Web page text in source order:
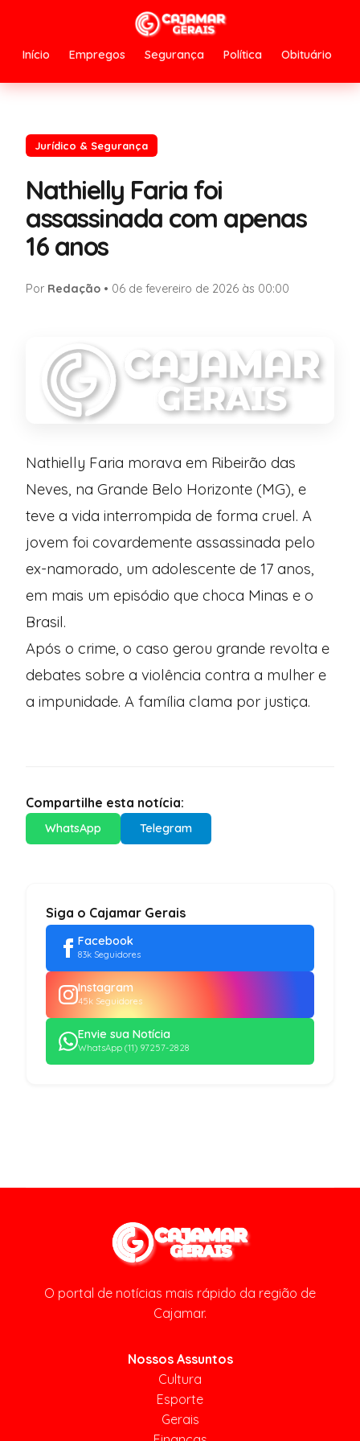
Início Empregos Segurança Política Obituário
Jurídico & Segurança
Nathielly Faria foi
assassinada com apenas
16 anos
Por Redação • 06 de fevereiro de 2026 às 00:00
Nathielly Faria morava em Ribeirão das
Neves, na Grande Belo Horizonte (MG), e
teve a vida interrompida de forma cruel. A
jovem foi covardemente assassinada pelo
ex-namorado, um adolescente de 17 anos,
em mais um episódio que choca Minas e o
Brasil.
Após o crime, o caso gerou grande revolta e
debates sobre a violência contra a mulher e
a impunidade. A família clama por justiça.
Compartilhe esta notícia:
WhatsApp Telegram
Siga o Cajamar Gerais
Facebook
83k Seguidores
Instagram
45k Seguidores
Envie sua Notícia
WhatsApp (11) 97257-2828
O portal de notícias mais rápido da região de
Cajamar.
Nossos Assuntos
Cultura
Esporte
Gerais